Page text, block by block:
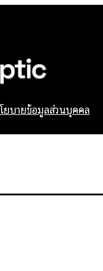
ยบายข้อมูลส่วนบุคคล